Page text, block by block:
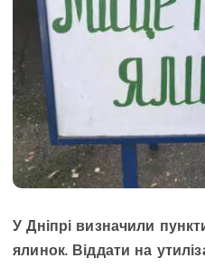
У Дніпрі визначили
ялинок. Віддати на